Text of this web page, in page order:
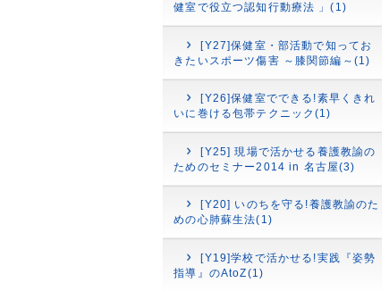
健室で役立つ認知行動療法 」(1)
[Y27]保健室・部活動で知ってお
きたいスポーツ傷害 ～膝関節編～(1)
[Y26]保健室でできる!素早くきれ
いに巻ける包帯テクニック(1)
[Y25] 現場で活かせる養護教諭の
ためのセミナー2014 in 名古屋(3)
[Y20] いのちを守る!養護教諭のた
めの心肺蘇生法(1)
[Y19]学校で活かせる!実践『姿勢
指導』のAtoZ(1)